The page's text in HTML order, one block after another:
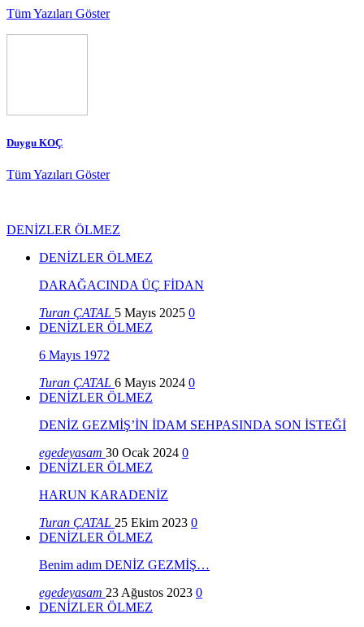
Tüm Yazıları Göster
Duygu KOÇ
Tüm Yazıları Göster
DENİZLER ÖLMEZ
DENİZLER ÖLMEZ
DARAĞACINDA ÜÇ FİDAN
Turan ÇATAL 5 Mayıs 2025 0
DENİZLER ÖLMEZ
6 Mayıs 1972
Turan ÇATAL 6 Mayıs 2024 0
DENİZLER ÖLMEZ
DENİZ GEZMİŞ’İN İDAM SEHPASINDA SON İSTEĞİ
egedeyasam 30 Ocak 2024 0
DENİZLER ÖLMEZ
HARUN KARADENİZ
Turan ÇATAL 25 Ekim 2023 0
DENİZLER ÖLMEZ
Benim adım DENİZ GEZMİŞ…
egedeyasam 23 Ağustos 2023 0
DENİZLER ÖLMEZ